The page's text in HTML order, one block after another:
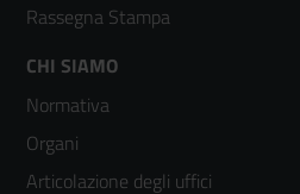
Rassegna Stampa
Footer
menù
colonna
CHI SIAMO
Normativa
Organi
Articolazione degli uffici